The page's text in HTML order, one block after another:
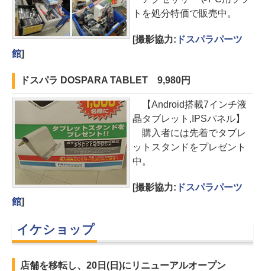
トを処分特価で販売中。
[撮影協力: ドスパラパーツ
館]
ドスパラ DOSPARA TABLET 9,980円
【Android搭載7インチ液
晶タブレット,IPSパネル】
購入者には先着でタブレ
ットスタンドをプレゼント
中。
[撮影協力: ドスパラパーツ
館]
イケショップ
店舗を移転し、20日(日)にリニューアルオープン